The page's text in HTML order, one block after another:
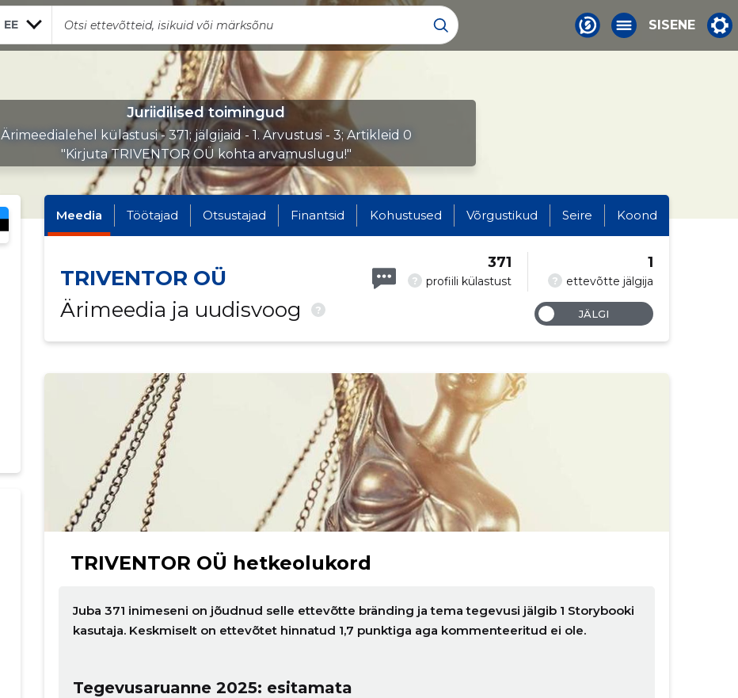
EE SISENE
Juriidilised toimingud
Ärimeedialehel külastusi - 371; jälgijaid - 1. Arvustusi - 3; Artikleid 0
"Kirjuta TRIVENTOR OÜ kohta arvamuslugu!"
Meedia Töötajad Otsustajad Finantsid Kohustused Võrgustikud Seire Koond
TRIVENTOR OÜ
Ärimeedia ja uudisvoog
?
? profiili külastust
371
? ettevõtte jälgija
1
JÄLGI
TRIVENTOR OÜ hetkeolukord
Juba 371 inimeseni on jõudnud selle ettevõtte bränding ja tema tegevusi jälgib 1 Storybooki
kasutaja. Keskmiselt on ettevõtet hinnatud 1,7 punktiga aga kommenteeritud ei ole.
Tegevusaruanne 2025: esitamata